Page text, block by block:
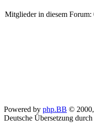
Mitglieder in diesem
Powered by php.BB ©
Deutsche Übersetzung durch